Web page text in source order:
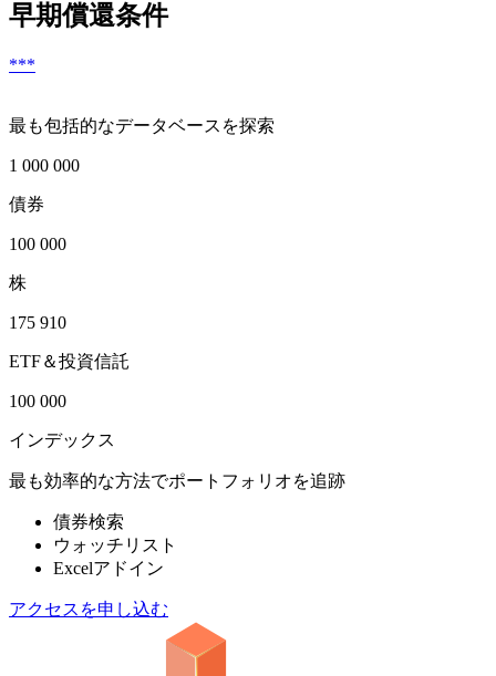
早期償還条件
***
最も包括的なデータベースを探索
1 000 000
債券
100 000
株
175 910
ETF＆投資信託
100 000
インデックス
最も効率的な方法でポートフォリオを追跡
債券検索
ウォッチリスト
Excelアドイン
アクセスを申し込む